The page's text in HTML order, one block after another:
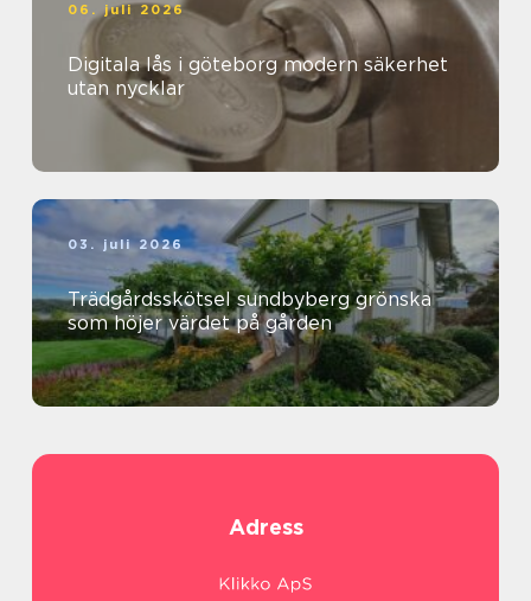
06. juli 2026
Digitala lås i göteborg modern säkerhet
utan nycklar
03. juli 2026
Trädgårdsskötsel sundbyberg grönska
som höjer värdet på gården
Adress